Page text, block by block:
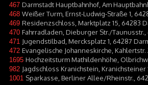
467 Darmstadt Hauptbahnhof, Am
468 Weißer Turm, Ernst-Ludwig-Straße 1,
469 Residenzschloss, Marktplatz 15, 64283
470 Fahrradladen, Dieburger Str./
471 Jugendstilbad, Mercksplatz 1, 64287
472 Evangelische Johanneskirche,
1695 Hochzeitsturm Mathildenhöhe,
982 Jagdschloss Kranichstein, Kranichsteiner
1001 Sparkasse, Berliner Allee/Rheinstr.,